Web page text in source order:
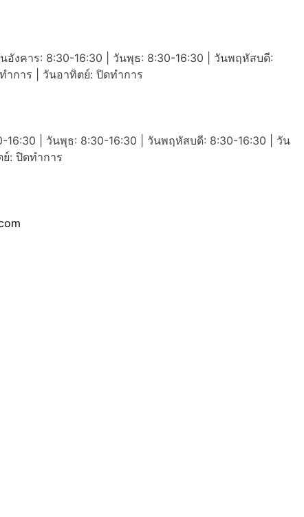
อังคาร: 8:30-16:30 | วันพุธ: 8:30-16:30 | วันพฤหัสบดี:
ำการ | วันอาทิตย์: ปิดทำการ
16:30 | วันพุธ: 8:30-16:30 | วันพฤหัสบดี: 8:30-16:30 | วัน
: ปิดทำการ